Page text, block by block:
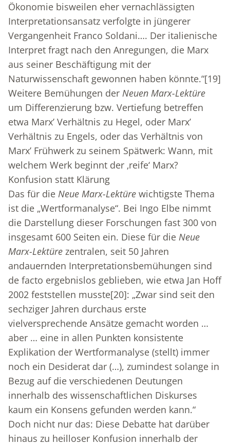
Ökonomie bisweilen eher vernachlässigten
Interpretationsansatz verfolgte in jüngerer
Vergangenheit Franco Soldani…. Der italienische
Interpret fragt nach den Anregungen, die Marx
aus seiner Beschäftigung mit der
Naturwissenschaft gewonnen haben könnte.“[19]
Weitere Bemühungen der Neuen Marx-Lektüre
um Differenzierung bzw. Vertiefung betreffen
etwa Marx’ Verhältnis zu Hegel, oder Marx’
Verhältnis zu Engels, oder das Verhältnis von
Marx’ Frühwerk zu seinem Spätwerk: Wann, mit
welchem Werk beginnt der ‚reife‘ Marx?
Konfusion statt Klärung
Das für die Neue Marx-Lektüre wichtigste Thema
ist die „Wertformanalyse“. Bei Ingo Elbe nimmt
die Darstellung dieser Forschungen fast 300 von
insgesamt 600 Seiten ein. Diese für die Neue
Marx-Lektüre zentralen, seit 50 Jahren
andauernden Interpretationsbemühungen sind
de facto ergebnislos geblieben, wie etwa Jan Hoff
2002 feststellen musste[20]: „Zwar sind seit den
sechziger Jahren durchaus erste
vielversprechende Ansätze gemacht worden …
aber … eine in allen Punkten konsistente
Explikation der Wertformanalyse (stellt) immer
noch ein Desiderat dar (…), zumindest solange in
Bezug auf die verschiedenen Deutungen
innerhalb des wissenschaftlichen Diskurses
kaum ein Konsens gefunden werden kann.“
Doch nicht nur das: Diese Debatte hat darüber
hinaus zu heilloser Konfusion innerhalb der